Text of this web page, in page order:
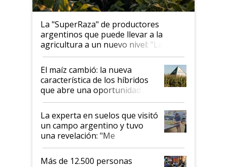
La "SuperRaza" de productores
argentinos que puede llevar a la
agricultura a un nuevo nivel: "Las
posibilidades de crecimiento son
infinitas"
El maíz cambió: la nueva
característica de los híbridos
que abre una oportunidad en
el lote
La experta en suelos que visitó
un campo argentino y tuvo
una revelación: "Me
impresionó mucho"
Más de 12.500 personas